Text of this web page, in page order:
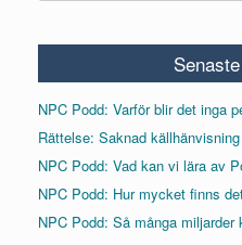
NPC Podd: Varför blir det inga
Rättelse: Saknad
NPC Podd: Vad kan vi lära av
NPC Podd: Hur mycket finns
NPC Podd: Så många